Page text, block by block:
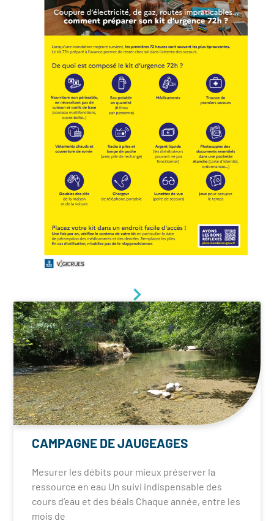
CAMPAGNE DE JAUGEAGES
Mesurer les débits pour mieux préserver la
ressource en eau Un suivi indispensable des
cours d’eau et des béals Chaque année, entre les
mois de